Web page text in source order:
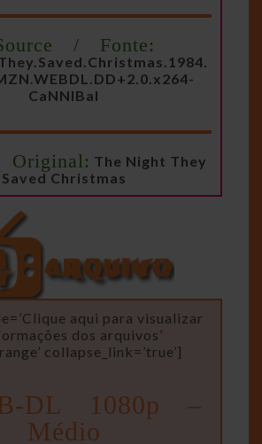
/ Fonte:
CaNNIBal
The Night They
Saved Christmas
aqui para visualizar
dos arquivos’
collapse_link=’true’]
DL 1080p –
Médio